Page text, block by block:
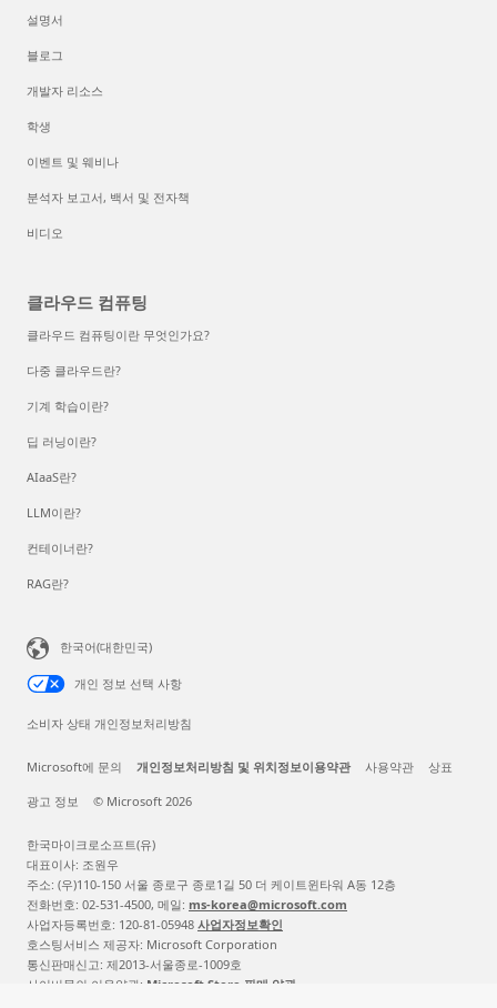
설명서
블로그
개발자 리소스
학생
이벤트 및 웨비나
분석자 보고서, 백서 및 전자책
비디오
클라우드 컴퓨팅
클라우드 컴퓨팅이란 무엇인가요?
다중 클라우드란?
기계 학습이란?
딥 러닝이란?
AIaaS란?
LLM이란?
컨테이너란?
RAG란?
한국어(대한민국)
개인 정보 선택 사항
소비자 상태 개인정보처리방침
Microsoft에 문의 개인정보처리방침 및 위치정보이용약관 사용약관 상표
광고 정보 © Microsoft 2026
한국마이크로소프트(유)
대표이사: 조원우
주소: (우)110-150 서울 종로구 종로1길 50 더 케이트윈타워 A동 12층
전화번호: 02-531-4500, 메일: ms-korea@microsoft.com
사업자등록번호: 120-81-05948 사업자정보확인
호스팅서비스 제공자: Microsoft Corporation
통신판매신고: 제2013-서울종로-1009호
사이버몰의 이용약관: Microsoft Store 판매 약관